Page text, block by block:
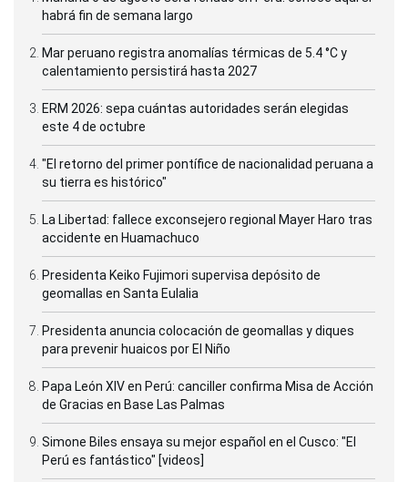
habrá fin de semana largo
Mar peruano registra anomalías térmicas de 5.4 °C y
calentamiento persistirá hasta 2027
ERM 2026: sepa cuántas autoridades serán elegidas
este 4 de octubre
"El retorno del primer pontífice de nacionalidad peruana a
su tierra es histórico"
La Libertad: fallece exconsejero regional Mayer Haro tras
accidente en Huamachuco
Presidenta Keiko Fujimori supervisa depósito de
geomallas en Santa Eulalia
Presidenta anuncia colocación de geomallas y diques
para prevenir huaicos por El Niño
Papa León XIV en Perú: canciller confirma Misa de Acción
de Gracias en Base Las Palmas
Simone Biles ensaya su mejor español en el Cusco: "El
Perú es fantástico" [videos]